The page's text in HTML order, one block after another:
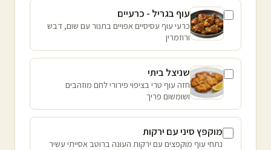
עוף בגריל - כרעיים
כרעי עוף עסיסיים אפויים בתנור עם שום, דבש
ורוזמרין
שניצל ביתי
חזה עוף טרי בציפוי פירורי לחם מוזהבים
ושומשום פריך
מוקפץ סיני עם ירקות
נתחי עוף מוקפצים עם ירקות העונה ברוטב אסייתי עשיר